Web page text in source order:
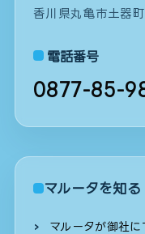
香川県丸亀市土器
電話番号
0877-85-
マルータを知る
マルータが御社に